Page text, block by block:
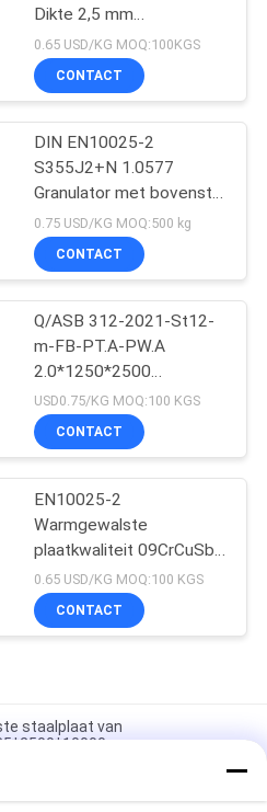
Dikte 2,5 mm
1250*2500mm
0.65 USD/KG MOQ:100KGS
CONTACT
DIN EN10025-2
S355J2+N 1.0577
Granulator met bovenste
behuizing Stalen plaat
12*1524*6096mm
0.75 USD/KG MOQ:500 kg
CONTACT
Q/ASB 312-2021-St12-
m-FB-PT.A-PW.A
2.0*1250*2500
koudgewalst staalplaat
USD0.75/KG MOQ:100 KGS
CONTACT
EN10025-2
Warmgewalste
plaatkwaliteit 09CrCuSb
ND-staal
Cortenstaalplaat
Zwavelzuur
0.65 USD/KG MOQ:100 KGS
CONTACT
staalplaat van
van kwaliteit S45C 45#